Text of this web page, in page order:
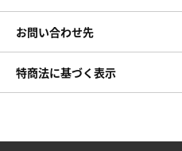
お問い合わせ先
特商法に基づく表示